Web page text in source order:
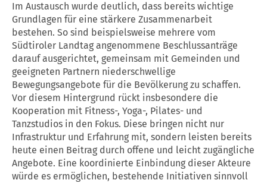
Im Austausch wurde deutlich, dass bereits wichtige
Grundlagen für eine stärkere Zusammenarbeit
bestehen. So sind beispielsweise mehrere vom
Südtiroler Landtag angenommene Beschlussanträge
darauf ausgerichtet, gemeinsam mit Gemeinden und
geeigneten Partnern niederschwellige
Bewegungsangebote für die Bevölkerung zu schaffen.
Vor diesem Hintergrund rückt insbesondere die
Kooperation mit Fitness-, Yoga-, Pilates- und
Tanzstudios in den Fokus. Diese bringen nicht nur
Infrastruktur und Erfahrung mit, sondern leisten bereits
heute einen Beitrag durch offene und leicht zugängliche
Angebote. Eine koordinierte Einbindung dieser Akteure
würde es ermöglichen, bestehende Initiativen sinnvoll